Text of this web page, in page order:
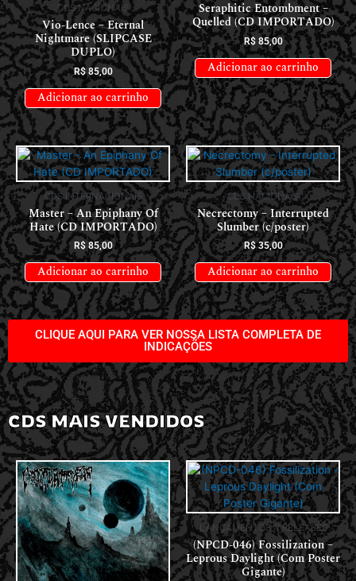
CDS NACIONAIS
Vio-Lence – Eternal
Nightmare (SLIPCASE
DUPLO)
R$85,00
Adicionar ao carrinho
Seraphitic Entombment –
Quelled (CD IMPORTADO)
R$85,00
Adicionar ao carrinho
CDS INTERNACIONAIS
Master – An Epiphany Of
Hate (CD IMPORTADO)
R$85,00
Adicionar ao carrinho
CDS NACIONAIS
Necrectomy – Interrupted
Slumber (c/poster)
R$35,00
Adicionar ao carrinho
CLIQUE AQUI PARA VER NOSSA LISTA COMPLETA DE
INDICAÇÕES
CDS MAIS VENDIDOS
LANÇAMENTOS // RELEASES
(NPCD-046) Fossilization –
Leprous Daylight (Com Poster
Gigante)